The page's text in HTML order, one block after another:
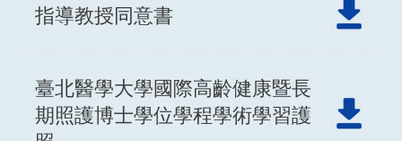
指導教授同意書
臺北醫學大學國際高齡健康暨長
期照護博士學位學程學術學習護